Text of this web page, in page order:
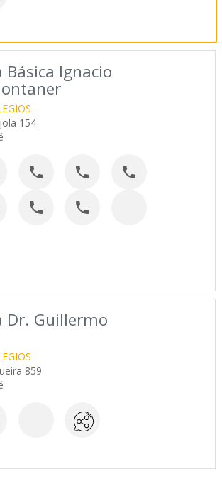
Básica Ignacio
154
  
 
Dr. Guillermo
859